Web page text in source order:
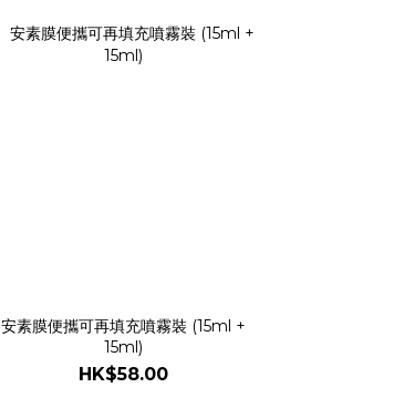
安素膜便攜可再填充噴霧裝 (15ml +
15ml)
HK$58.00